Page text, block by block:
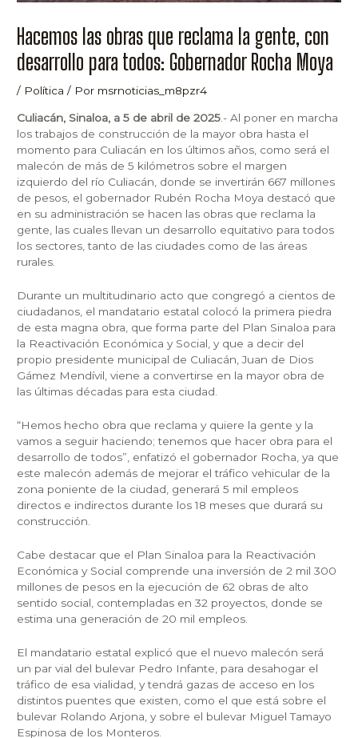
Hacemos las obras que reclama la gente, con
desarrollo para todos: Gobernador Rocha Moya
/ Política / Por msrnoticias_m8pzr4
Culiacán, Sinaloa, a 5 de abril de 2025 .- Al poner en marcha
los trabajos de construcción de la mayor obra hasta el
momento para Culiacán en los últimos años, como será el
malecón de más de 5 kilómetros sobre el margen
izquierdo del río Culiacán, donde se invertirán 667 millones
de pesos, el gobernador Rubén Rocha Moya destacó que
en su administración se hacen las obras que reclama la
gente, las cuales llevan un desarrollo equitativo para todos
los sectores, tanto de las ciudades como de las áreas
rurales.
Durante un multitudinario acto que congregó a cientos de
ciudadanos, el mandatario estatal colocó la primera piedra
de esta magna obra, que forma parte del Plan Sinaloa para
la Reactivación Económica y Social, y que a decir del
propio presidente municipal de Culiacán, Juan de Dios
Gámez Mendívil, viene a convertirse en la mayor obra de
las últimas décadas para esta ciudad.
“Hemos hecho obra que reclama y quiere la gente y la
vamos a seguir haciendo; tenemos que hacer obra para el
desarrollo de todos”, enfatizó el gobernador Rocha, ya que
este malecón además de mejorar el tráfico vehicular de la
zona poniente de la ciudad, generará 5 mil empleos
directos e indirectos durante los 18 meses que durará su
construcción.
Cabe destacar que el Plan Sinaloa para la Reactivación
Económica y Social comprende una inversión de 2 mil 300
millones de pesos en la ejecución de 62 obras de alto
sentido social, contempladas en 32 proyectos, donde se
estima una generación de 20 mil empleos.
El mandatario estatal explicó que el nuevo malecón será
un par vial del bulevar Pedro Infante, para desahogar el
tráfico de esa vialidad, y tendrá gazas de acceso en los
distintos puentes que existen, como el que está sobre el
bulevar Rolando Arjona, y sobre el bulevar Miguel Tamayo
Espinosa de los Monteros.